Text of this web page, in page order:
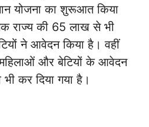
योजना का शुरूआत किया
राज्य की 65 लाख से भी
ने आवेदन किया है। वहीं
और बेटियों के आवेदन
कर दिया गया है।